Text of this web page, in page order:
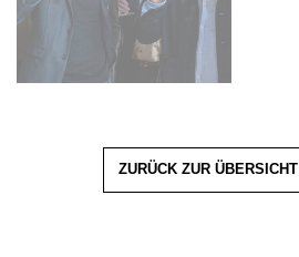
ZURÜCK ZUR ÜBERSICHT